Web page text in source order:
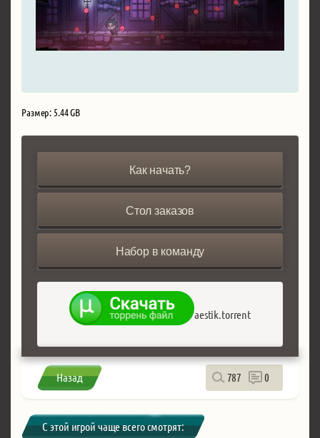
Размер: 5.44 GB
Как начать?
Стол заказов
Набор в команду
aestik.torrent
Назад 787 0
С этой игрой чаще всего смотрят: